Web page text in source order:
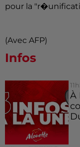
pour la
(Avec AFP)
Infos
À